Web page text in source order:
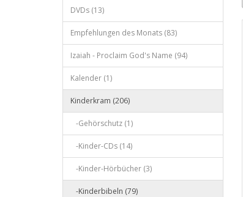
DVDs (13)
Empfehlungen des Monats (83)
Izaiah - Proclaim God's Name (94)
Kalender (1)
Kinderkram (206)
-Gehörschutz (1)
-Kinder-CDs (14)
-Kinder-Hörbücher (3)
-Kinderbibeln (79)